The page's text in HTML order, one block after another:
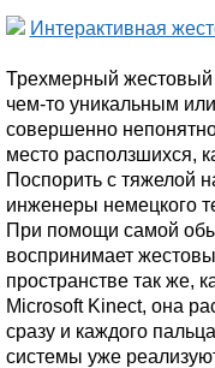
Трехмерный жестовый
чем-то уникальным
совершенно
место расползшихся,
Поспорить с тяжелой
инженеры немецкого
При помощи самой
воспринимает
пространстве так же,
Microsoft Kinect, она
сразу и каждого
системы уже